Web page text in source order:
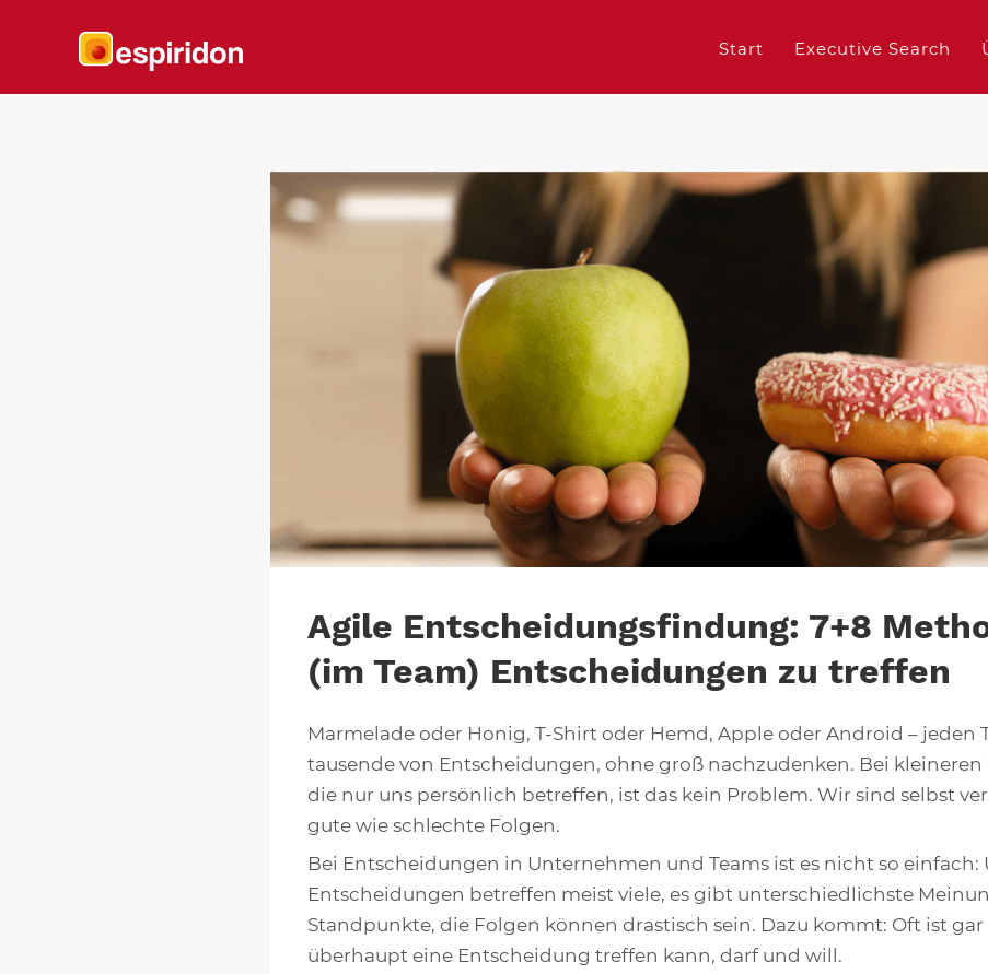
Start Executive Search
Agile Entscheidungsfindung: 7+8
(im Team) Entscheidungen zu treffen
Marmelade oder Honig, T-Shirt oder Hemd, Apple oder Android – jeden
tausende von Entscheidungen, ohne groß nachzudenken. Bei
die nur uns persönlich betreffen, ist das kein Problem. Wir sind selbst
gute wie schlechte Folgen.
Bei Entscheidungen in Unternehmen und Teams ist es nicht so einfach:
Entscheidungen betreffen meist viele, es gibt unterschiedlichste
Standpunkte, die Folgen können drastisch sein. Dazu kommt: Oft ist
überhaupt eine Entscheidung treffen kann, darf und will.